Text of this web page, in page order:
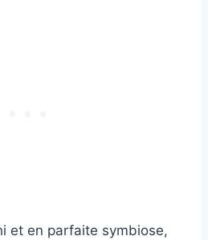
et en parfaite symbiose,